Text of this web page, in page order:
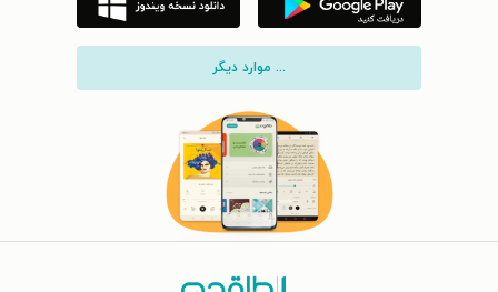
... موارد دیگر